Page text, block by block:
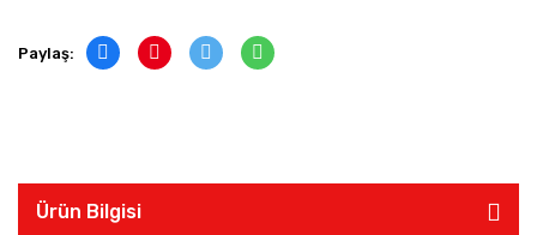
Paylaş:
Ürün Bilgisi